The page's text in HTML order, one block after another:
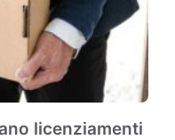
licenziamenti